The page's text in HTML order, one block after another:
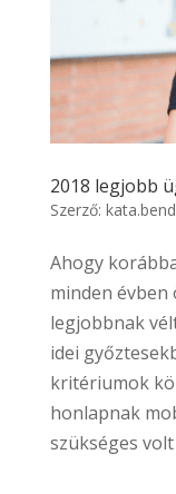
2018 legjobb
Szerző:
Ahogy
minden évben
legjobbnak
idei
kritériumok
honlapnak
szükséges volt